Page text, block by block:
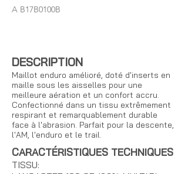
A B17B0100B
DESCRIPTION
Maillot enduro amélioré, doté d'inserts en
maille sous les aisselles pour une
meilleure aération et un confort accru.
Confectionné dans un tissu extrêmement
respirant et remarquablement durable
face à l'abrasion. Parfait pour la descente,
l'AM, l'enduro et le trail.
CARACTÉRISTIQUES TECHNIQUES
TISSU: